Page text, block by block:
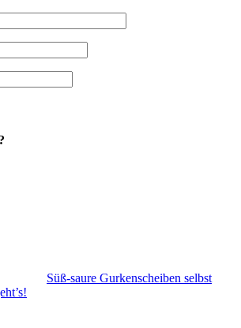
Süß-saure Gurkenscheiben selbst